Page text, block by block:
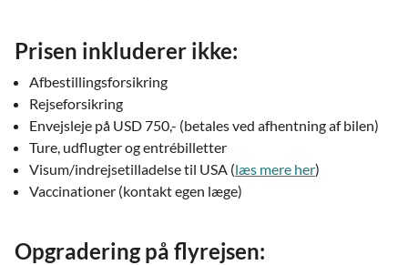
Prisen inkluderer ikke:
Afbestillingsforsikring
Rejseforsikring
Envejsleje på USD 750,- (betales ved afhentning af bilen)
Ture, udflugter og entrébilletter
Visum/indrejsetilladelse til USA (læs mere her)
Vaccinationer (kontakt egen læge)
Opgradering på flyrejsen: